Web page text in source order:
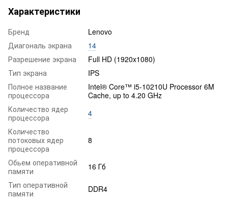
Характеристики
Бренд
Lenovo
Диагональ экрана
14
Разрешение экрана
Full HD (1920x1080)
Тип экрана
IPS
Полное название
процессора
Intel® Core™ i5-10210U Processor 6M
Cache, up to 4.20 GHz
Количество ядер
процессора
4
Количество
потоковых ядер
процессора
8
Обьем оперативной
памяти
16 Гб
Тип оперативной
памяти
DDR4